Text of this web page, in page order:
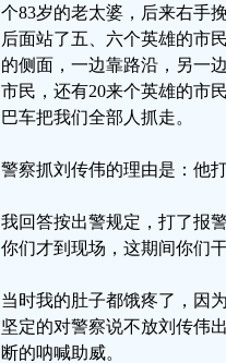
个83岁的老太婆，后来右手
后面站了五、六个英雄的市
的侧面，一边靠路沿，另一
市民，还有20来个英雄的市
巴车把我们全部人抓走。
警察抓刘传伟的理由是：他
我回答按出警规定，打了报
你们才到现场，这期间你们
当时我的肚子都饿疼了，因
坚定的对警察说不放刘传伟
断的呐喊助威。